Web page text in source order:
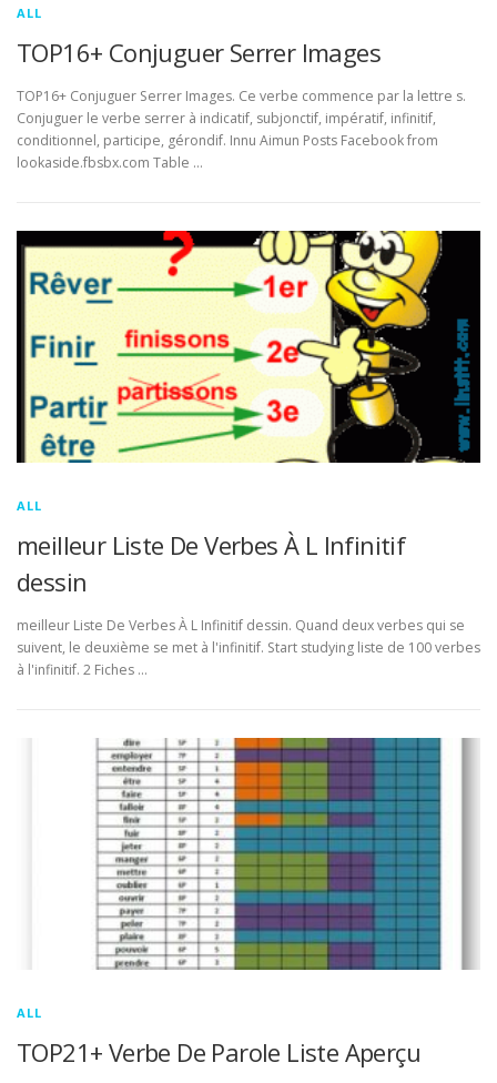
ALL
TOP16+ Conjuguer Serrer Images
TOP16+ Conjuguer Serrer Images. Ce verbe commence par la lettre s.
Conjuguer le verbe serrer à indicatif, subjonctif, impératif, infinitif,
conditionnel, participe, gérondif. Innu Aimun Posts Facebook from
lookaside.fbsbx.com Table …
ALL
meilleur Liste De Verbes À L Infinitif
dessin
meilleur Liste De Verbes À L Infinitif dessin. Quand deux verbes qui se
suivent, le deuxième se met à l'infinitif. Start studying liste de 100 verbes
à l'infinitif. 2 Fiches …
ALL
TOP21+ Verbe De Parole Liste Aperçu